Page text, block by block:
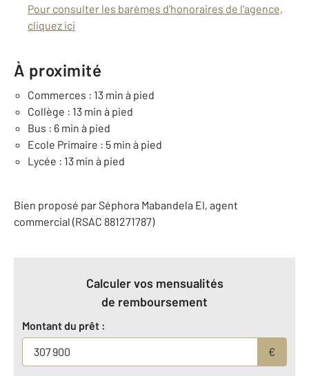
Pour consulter les barèmes d'honoraires de l'agence,
cliquez ici
À proximité
Commerces : 13 min à pied
Collège : 13 min à pied
Bus : 6 min à pied
Ecole Primaire : 5 min à pied
Lycée : 13 min à pied
Bien proposé parSéphora Mabandela EI, agent
commercial (RSAC 881271787)
Calculer vos mensualités
de remboursement
Montant du prêt :
€